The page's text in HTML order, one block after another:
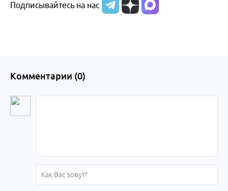
Подписывайтесь на нас
Комментарии (0)